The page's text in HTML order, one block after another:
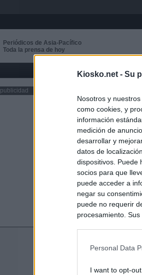
Kiosko.net - Su
Nosotros y
como cookies, y
información
medición de
desarrollar y
datos de
dispositivos. Puede
socios para que
puede acceder a
negar su
puede no requerir
procesamiento.
Personal Data
I want to opt-
Periódicos de Asia-Pacífico
Toda la prensa de hoy
publicidad
Últimas noticias
El consejero al que